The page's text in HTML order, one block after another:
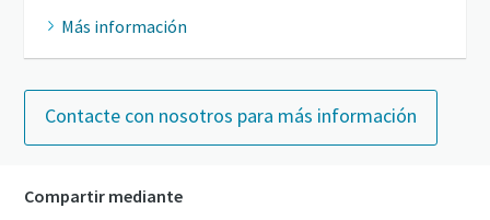
Más información
Contacte con nosotros para más información
Compartir mediante